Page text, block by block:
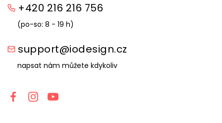
+420 216 216 756
(po-so: 8 - 19 h)
support@iodesign.cz
napsat nám můžete kdykoliv